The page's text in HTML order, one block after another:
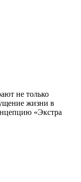
не только
жизни в
«Экстра